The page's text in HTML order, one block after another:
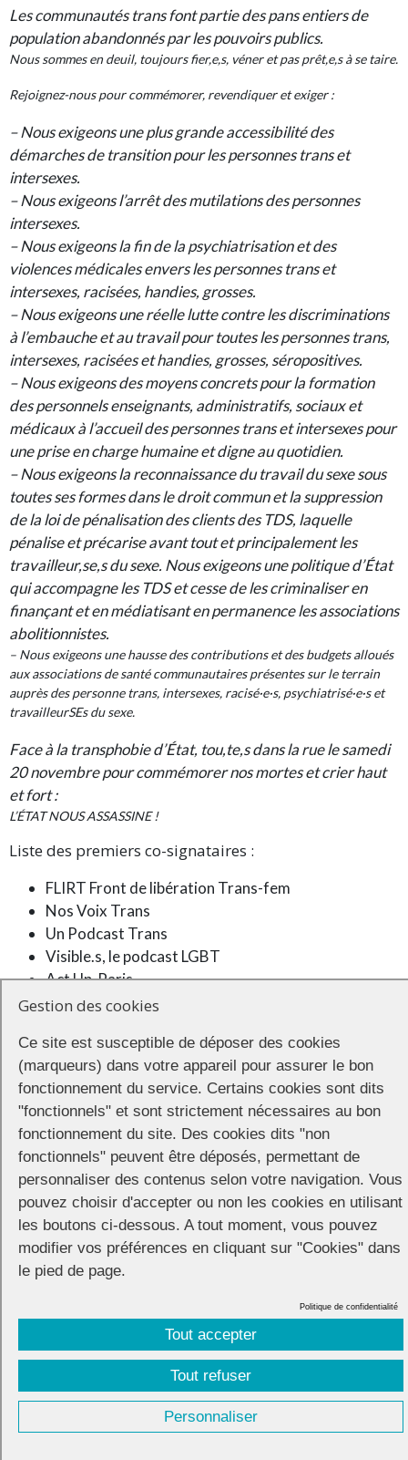
Les communautés trans font partie des pans entiers de
population abandonnés par les pouvoirs publics.
Nous sommes en deuil, toujours fier,e,s, véner et pas prêt,e,s à se taire.
Rejoignez-nous pour commémorer, revendiquer et exiger :
– Nous exigeons une plus grande accessibilité des
démarches de transition pour les personnes trans et
intersexes.
– Nous exigeons l’arrêt des mutilations des personnes
intersexes.
– Nous exigeons la fin de la psychiatrisation et des
violences médicales envers les personnes trans et
intersexes, racisées, handies, grosses.
– Nous exigeons une réelle lutte contre les discriminations
à l’embauche et au travail pour toutes les personnes trans,
intersexes, racisées et handies, grosses, séropositives.
– Nous exigeons des moyens concrets pour la formation
des personnels enseignants, administratifs, sociaux et
médicaux à l’accueil des personnes trans et intersexes pour
une prise en charge humaine et digne au quotidien.
– Nous exigeons la reconnaissance du travail du sexe sous
toutes ses formes dans le droit commun et la suppression
de la loi de pénalisation des clients des TDS, laquelle
pénalise et précarise avant tout et principalement les
travailleur,se,s du sexe. Nous exigeons une politique d’État
qui accompagne les TDS et cesse de les criminaliser en
finançant et en médiatisant en permanence les associations
abolitionnistes.
– Nous exigeons une hausse des contributions et des budgets alloués
aux associations de santé communautaires présentes sur le terrain
auprès des personne trans, intersexes, racisé·e·s, psychiatrisé·e·s et
travailleurSEs du sexe.
Face à la transphobie d’État, tou,te,s dans la rue le samedi
20 novembre pour commémorer nos mortes et crier haut
et fort :
L’ÉTAT NOUS ASSASSINE !
Liste des premiers co-signataires :
FLIRT Front de libération Trans-fem
Nos Voix Trans
Un Podcast Trans
Visible.s, le podcast LGBT
Act Up-Paris
Cases Rebelles
Collectif Compas
Gras Politique
le SNJMG Syndicat national des jeunes médecins
généralistes
Les Dévalideuses
Objectif Autonomie
Act Up-Paris
Partager
CONNECTION© 2026 |Mentions légales|Cookies|
Unscuzzy| Conception :
Gestion des cookies
Ce site est susceptible de déposer des cookies
(marqueurs) dans votre appareil pour assurer le bon
fonctionnement du service. Certains cookies sont dits
"fonctionnels" et sont strictement nécessaires au bon
fonctionnement du site. Des cookies dits "non
fonctionnels" peuvent être déposés, permettant de
personnaliser des contenus selon votre navigation. Vous
pouvez choisir d'accepter ou non les cookies en utilisant
les boutons ci-dessous. A tout moment, vous pouvez
modifier vos préférences en cliquant sur "Cookies" dans
le pied de page.
Tout accepter
Tout refuser
Personnaliser
Politique de confidentialité